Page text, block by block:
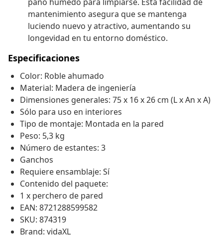
mantenimiento asegura que se mantenga
luciendo nuevo y atractivo, aumentando su
longevidad en tu entorno doméstico.
Especificaciones
Color: Roble ahumado
Material: Madera de ingeniería
Dimensiones generales: 75 x 16 x 26 cm (L x An x A)
Sólo para uso en interiores
Tipo de montaje: Montada en la pared
Peso: 5,3 kg
Número de estantes: 3
Ganchos
Requiere ensamblaje: Sí
Contenido del paquete:
1 x perchero de pared
EAN: 8721288599582
SKU: 874319
Brand: vidaXL